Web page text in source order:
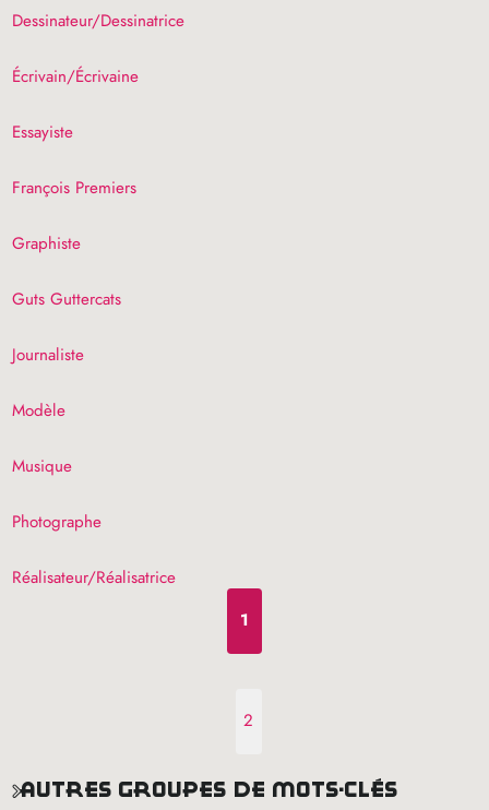
Dessinateur/Dessinatrice
Écrivain/Écrivaine
Essayiste
François Premiers
Graphiste
Guts Guttercats
Journaliste
Modèle
Musique
Photographe
Réalisateur/Réalisatrice
1
2
autres groupes de mots-clés